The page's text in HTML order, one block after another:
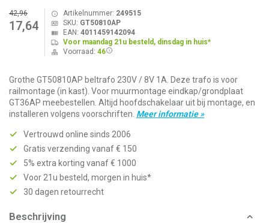
42,96
17,64
Artikelnummer: 249515
SKU: GT50810AP
EAN: 4011459142094
Voor maandag 21u besteld, dinsdag in huis*
Voorraad: 46
Grothe GT50810AP beltrafo 230V / 8V 1A. Deze trafo is voor
railmontage (in kast). Voor muurmontage eindkap/grondplaat
GT36AP meebestellen. Altijd hoofdschakelaar uit bij montage, en
installeren volgens voorschriften. Meer informatie »
Vertrouwd online sinds 2006
Gratis verzending vanaf € 150
5% extra korting vanaf € 1000
Voor 21u besteld, morgen in huis*
30 dagen retourrecht
Beschrijving